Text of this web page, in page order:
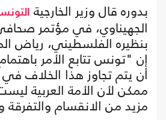
بدوره قال وزير الخارجية
الجهيناوي، في مؤتمر
بنظيره الفلسطيني، رياض
إن "تونس تتابع الأمر
أن يتم تجاوز هذا الخلاف
ممكن لأن الأمة العربية
مزيد من الانقسام والتفرقة